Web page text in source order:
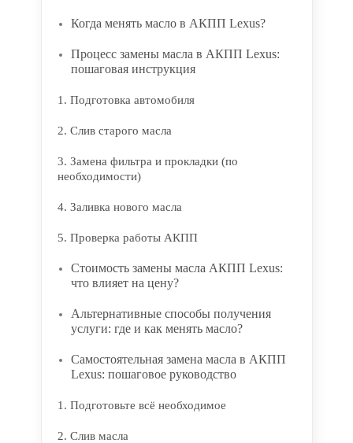
Когда менять масло в АКПП Lexus?
Процесс замены масла в АКПП Lexus:
пошаговая инструкция
1. Подготовка автомобиля
2. Слив старого масла
3. Замена фильтра и прокладки (по
необходимости)
4. Заливка нового масла
5. Проверка работы АКПП
Стоимость замены масла АКПП Lexus:
что влияет на цену?
Альтернативные способы получения
услуги: где и как менять масло?
Самостоятельная замена масла в АКПП
Lexus: пошаговое руководство
1. Подготовьте всё необходимое
2. Слив масла